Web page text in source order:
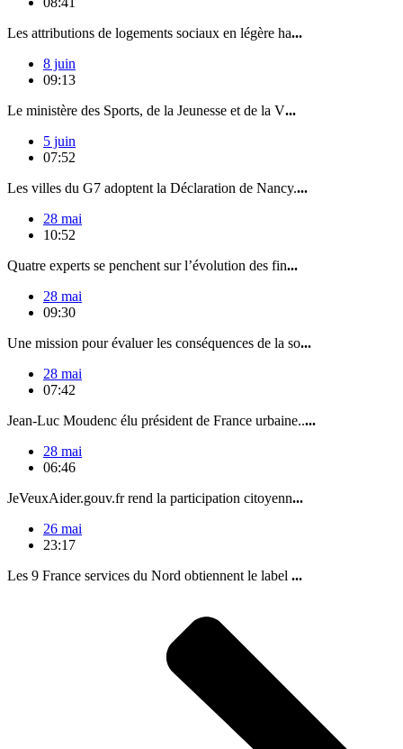
Les attributions de logements sociaux en légère ha...
8 juin
09:13
Le ministère des Sports, de la Jeunesse et de la V...
5 juin
07:52
Les villes du G7 adoptent la Déclaration de Nancy....
28 mai
10:52
Quatre experts se penchent sur l’évolution des fin...
28 mai
09:30
Une mission pour évaluer les conséquences de la so...
28 mai
07:42
Jean-Luc Moudenc élu président de France urbaine.....
28 mai
06:46
JeVeuxAider.gouv.fr rend la participation citoyenn...
26 mai
23:17
Les 9 France services du Nord obtiennent le label ...